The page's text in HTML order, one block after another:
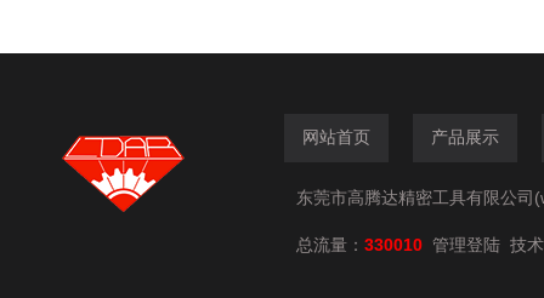
网站首页 产品展示
东莞市高腾达精密工具有限公司
总流量： 330010 管理登陆 技